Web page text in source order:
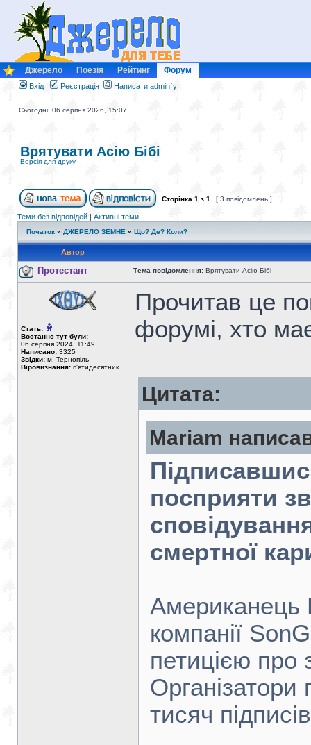
Джерело Поезія Рейтинг Форум
Вхід Реєстрація Написати admin`у
Сьогодні: 06 серпня 2026, 15:07
Врятувати Асію Бібі
Версія для друку
Сторінка 1 з 1 [ 3 повідомлень ]
Теми без відповідей | Активні теми
Початок » ДЖЕРЕЛО ЗЕМНЕ » Що? Де? Коли?
Автор
Протестант Тема повідомлення: Врятувати Асію Бібі
Стать:
Востаннє тут були:
06 серпня 2024, 11:49
Написано: 3325
Звідки: м. Тернопіль
Віровизнання: п'ятидесятник
Прочитав це
форумі, хто
Цитата:
Mariam
посприяти
смертної
Американець
компанії
петицією про
Організатори
тисяч